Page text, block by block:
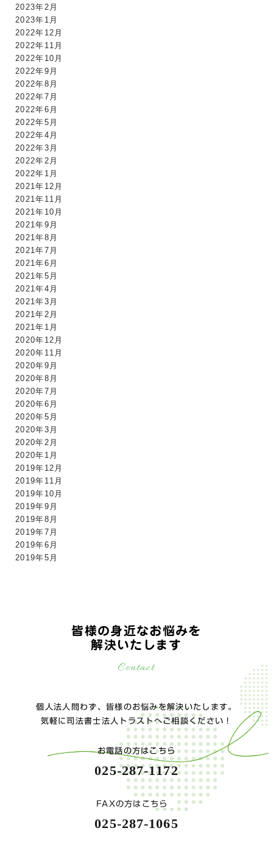
2023年2月
2023年1月
2022年12月
2022年11月
2022年10月
2022年9月
2022年8月
2022年7月
2022年6月
2022年5月
2022年4月
2022年3月
2022年2月
2022年1月
2021年12月
2021年11月
2021年10月
2021年9月
2021年8月
2021年7月
2021年6月
2021年5月
2021年4月
2021年3月
2021年2月
2021年1月
2020年12月
2020年11月
2020年9月
2020年8月
2020年7月
2020年6月
2020年5月
2020年3月
2020年2月
2020年1月
2019年12月
2019年11月
2019年10月
2019年9月
2019年8月
2019年7月
2019年6月
2019年5月
皆様の身近なお悩みを
解決いたします
Contact
個人法人問わず、皆様のお悩みを解決いたします。
気軽に司法書士法人トラストへご相談ください！
お電話の方はこちら
025-287-1172
FAXの方はこちら
025-287-1065